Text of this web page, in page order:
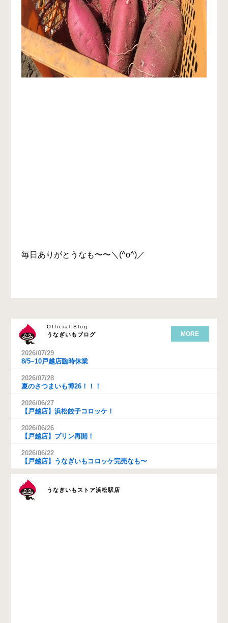
毎日ありがとうなも〜〜＼(^o^)／
うなぎいもブログ
Official Blog
MORE
2026/07/29
8/5~10戸越店臨時休業
2026/07/28
夏のさつまいも博26！！！
2026/06/27
【戸越店】浜松餃子コロッケ！
2026/06/26
【戸越店】プリン再開！
2026/06/22
【戸越店】うなぎいもコロッケ完売なも〜
うなぎいもストア浜松駅店